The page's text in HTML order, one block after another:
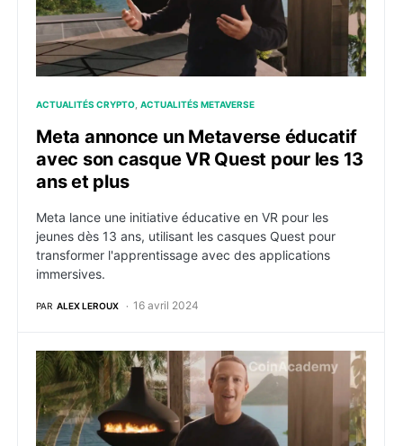
ACTUALITÉS CRYPTO ACTUALITÉS METAVERSE
Meta annonce un Metaverse éducatif
avec son casque VR Quest pour les 13
ans et plus
Meta lance une initiative éducative en VR pour les
jeunes dès 13 ans, utilisant les casques Quest pour
transformer l'apprentissage avec des applications
immersives.
PAR ALEX LEROUX 16 avril 2024
La division Metaverse de Facebook enregistre $40